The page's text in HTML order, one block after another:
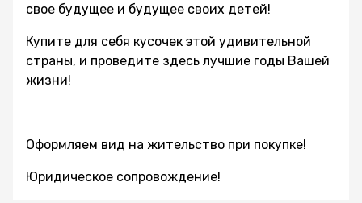
свое будущее и будущее своих детей!
Купите для себя кусочек этой удивительной
страны, и проведите здесь лучшие годы Вашей
жизни!
Оформляем вид на жительство при покупке!
Юридическое сопровождение!